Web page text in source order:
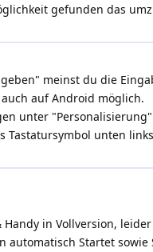
gefunden das
meinst du die
auf Android möglich.
unter
Tastatursymbol unten links
Handy in Vollversion,
automatisch Startet